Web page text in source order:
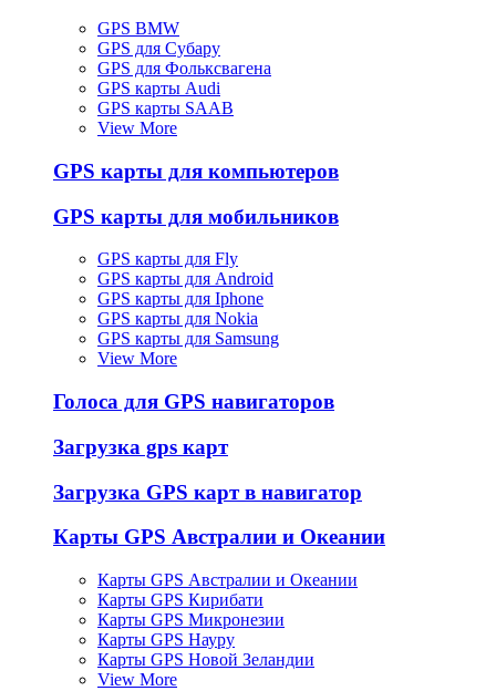
GPS BMW
GPS для Субару
GPS для Фольксвагена
GPS карты Audi
GPS карты SAAB
View More
GPS карты для компьютеров
GPS карты для мобильников
GPS карты для Fly
GPS карты для Android
GPS карты для Iphone
GPS карты для Nokia
GPS карты для Samsung
View More
Голоса для GPS навигаторов
Загрузка gps карт
Загрузка GPS карт в навигатор
Карты GPS Австралии и Океании
Карты GPS Австралии и Океании
Карты GPS Кирибати
Карты GPS Микронезии
Карты GPS Науру
Карты GPS Новой Зеландии
View More